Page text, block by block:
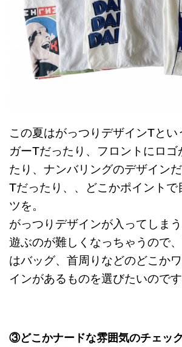
この夏はがっつりデザインTと
ガーTだったり、フロントにロ
たり、ナンバリングのデザイン
Tだったり、、どこかポイントで
ツを。
がっつりデザインが入ってしま
遊ぶのが難しくなっちゃうので
はバッグ、首周りなどのどこか
インがあるものを選びたいのです
③どこかナードな雰囲気のチェッ